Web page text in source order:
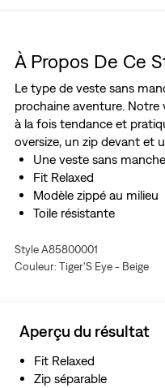
À Propos De Ce
Le type de veste sans
prochaine aventure. Notre
à la fois tendance et
oversize, un zip devant et
Une veste sans
Fit Relaxed
Modèle zippé au milieu
Toile résistante
Style A85800001
Couleur: Tiger'S Eye - Beige
Aperçu du résultat
Fit Relaxed
Zip séparable